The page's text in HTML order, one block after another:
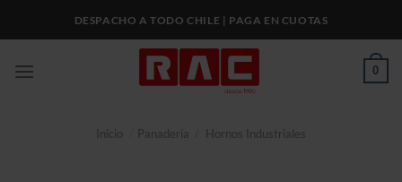
DESPACHO A TODO CHILE | PAGA EN CUOTAS
0
Inicio Panadería Hornos Industriales